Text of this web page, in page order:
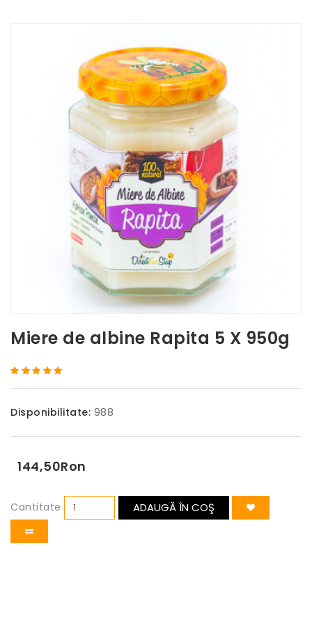
Miere de albine Rapita 5 X 950g
Disponibilitate: 988
144,50Ron
Cantitate ADAUGĂ ÎN COŞ